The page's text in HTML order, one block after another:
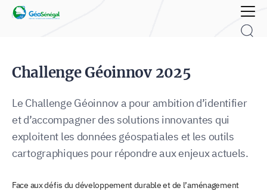
Rechercher :
Challenge Géoinnov 2025
Le Challenge Géoinnov a pour ambition d’identifier
et d’accompagner des solutions innovantes qui
exploitent les données géospatiales et les outils
cartographiques pour répondre aux enjeux actuels.
Face aux défis du développement durable et de l’aménagement